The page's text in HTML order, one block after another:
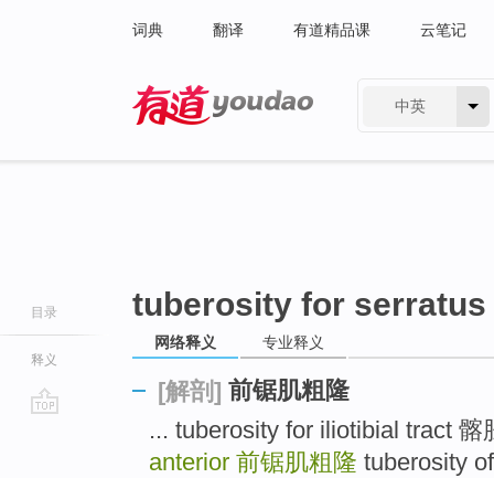
词典 翻译 有道精品课 云笔记
中英
目录
释义
tuberosity for
网络释义 专业释义
[解剖] 前锯肌粗隆
... tuberosity for iliotibial tract
anterior 前锯肌粗隆 tuberosity